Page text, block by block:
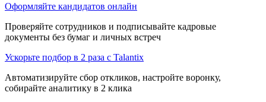
Оформляйте кандидатов онлайн
Проверяйте сотрудников и подписывайте кадровые
документы без бумаг и личных встреч
Ускорьте подбор в 2 раза с Talantix
Автоматизируйте сбор откликов, настройте воронку,
собирайте аналитику в 2 клика